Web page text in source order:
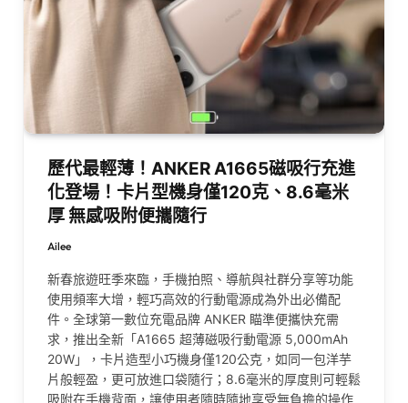
歷代最輕薄！ANKER A1665磁吸行充進
化登場！卡片型機身僅120克、8.6毫米
厚 無感吸附便攜隨行
Ailee
新春旅遊旺季來臨，手機拍照、導航與社群分享等功能
使用頻率大增，輕巧高效的行動電源成為外出必備配
件。全球第一數位充電品牌 ANKER 瞄準便攜快充需
求，推出全新「A1665 超薄磁吸行動電源 5,000mAh
20W」，卡片造型小巧機身僅120公克，如同一包洋芋
片般輕盈，更可放進口袋隨行；8.6毫米的厚度則可輕鬆
吸附在手機背面，讓使用者隨時隨地享受無負擔的操作